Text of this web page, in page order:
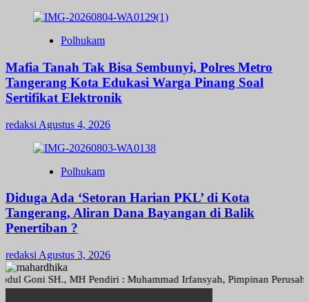
Polhukam
Mafia Tanah Tak Bisa Sembunyi, Polres Metro
Tangerang Kota Edukasi Warga Pinang Soal
Sertifikat Elektronik
redaksi Agustus 4, 2026
Polhukam
Diduga Ada ‘Setoran Harian PKL’ di Kota
Tangerang, Aliran Dana Bayangan di Balik
Penertiban ?
redaksi Agustus 3, 2026
Goni SH., MH Pendiri : Muhammad Irfansyah, Pimpinan